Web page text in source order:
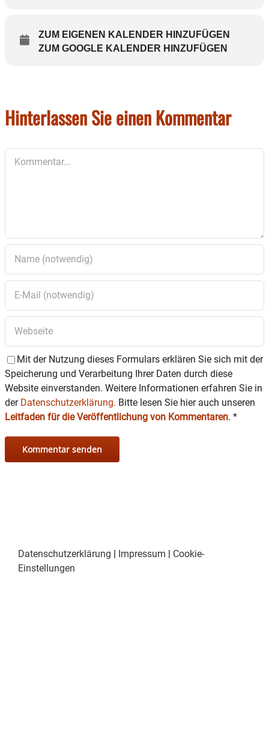
ZUM EIGENEN KALENDER HINZUFÜGEN
ZUM GOOGLE KALENDER HINZUFÜGEN
Hinterlassen Sie einen Kommentar
Mit der Nutzung dieses Formulars erklären Sie sich mit der
Speicherung und Verarbeitung Ihrer Daten durch diese
Website einverstanden. Weitere Informationen erfahren Sie in
der Datenschutzerklärung. Bitte lesen Sie hier auch unseren
Leitfaden für die Veröffentlichung von Kommentaren. *
Datenschutzerklärung | Impressum | Cookie-
Einstellungen